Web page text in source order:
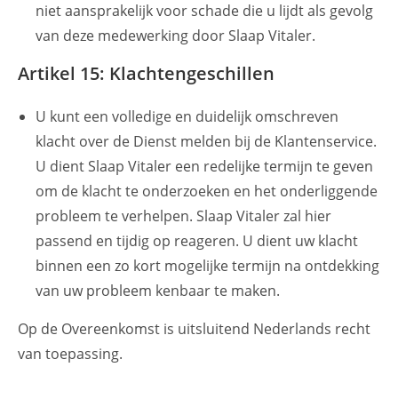
niet aansprakelijk voor schade die u lijdt als gevolg
van deze medewerking door Slaap Vitaler.
Artikel 15: Klachtengeschillen
U kunt een volledige en duidelijk omschreven
klacht over de Dienst melden bij de Klantenservice.
U dient Slaap Vitaler een redelijke termijn te geven
om de klacht te onderzoeken en het onderliggende
probleem te verhelpen. Slaap Vitaler zal hier
passend en tijdig op reageren. U dient uw klacht
binnen een zo kort mogelijke termijn na ontdekking
van uw probleem kenbaar te maken.
Op de Overeenkomst is uitsluitend Nederlands recht
van toepassing.